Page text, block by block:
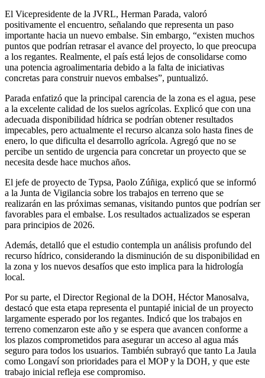
El Vicepresidente de la JVRL, Herman Parada, valoró
positivamente el encuentro, señalando que representa un paso
importante hacia un nuevo embalse. Sin embargo, “existen muchos
puntos que podrían retrasar el avance del proyecto, lo que preocupa
a los regantes. Realmente, el país está lejos de consolidarse como
una potencia agroalimentaria debido a la falta de iniciativas
concretas para construir nuevos embalses”, puntualizó.
Parada enfatizó que la principal carencia de la zona es el agua, pese
a la excelente calidad de los suelos agrícolas. Explicó que con una
adecuada disponibilidad hídrica se podrían obtener resultados
impecables, pero actualmente el recurso alcanza solo hasta fines de
enero, lo que dificulta el desarrollo agrícola. Agregó que no se
percibe un sentido de urgencia para concretar un proyecto que se
necesita desde hace muchos años.
El jefe de proyecto de Typsa, Paolo Zúñiga, explicó que se informó
a la Junta de Vigilancia sobre los trabajos en terreno que se
realizarán en las próximas semanas, visitando puntos que podrían ser
favorables para el embalse. Los resultados actualizados se esperan
para principios de 2026.
Además, detalló que el estudio contempla un análisis profundo del
recurso hídrico, considerando la disminución de su disponibilidad en
la zona y los nuevos desafíos que esto implica para la hidrología
local.
Por su parte, el Director Regional de la DOH, Héctor Manosalva,
destacó que esta etapa representa el puntapié inicial de un proyecto
largamente esperado por los regantes. Indicó que los trabajos en
terreno comenzaron este año y se espera que avancen conforme a
los plazos comprometidos para asegurar un acceso al agua más
seguro para todos los usuarios. También subrayó que tanto La Jaula
como Longaví son prioridades para el MOP y la DOH, y que este
trabajo inicial refleja ese compromiso.